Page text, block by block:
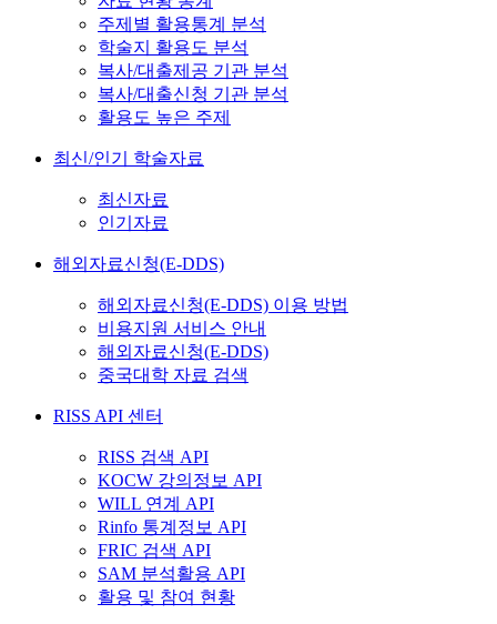
주제별 활용통계 분석
학술지 활용도 분석
복사/대출제공 기관 분석
복사/대출신청 기관 분석
활용도 높은 주제
최신/인기 학술자료
최신자료
인기자료
해외자료신청(E-DDS)
해외자료신청(E-DDS) 이용 방법
비용지원 서비스 안내
해외자료신청(E-DDS)
중국대학 자료 검색
RISS API 센터
RISS 검색 API
KOCW 강의정보 API
WILL 연계 API
Rinfo 통계정보 API
FRIC 검색 API
SAM 분석활용 API
활용 및 참여 현황